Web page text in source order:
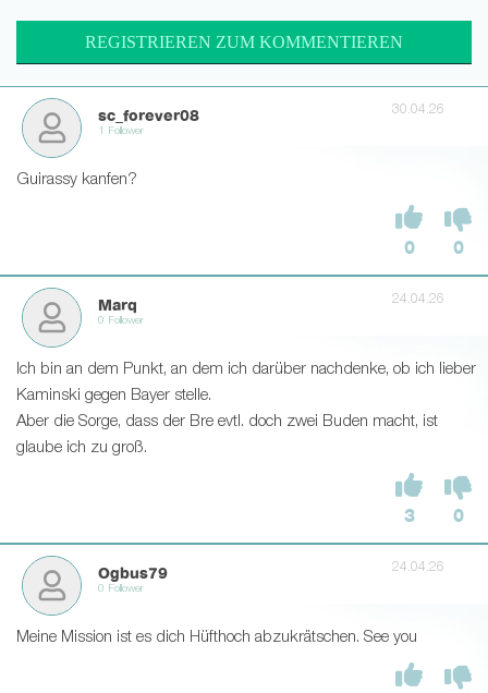
REGISTRIEREN ZUM KOMMENTIEREN
sc_forever08
1 Follower
30.04.26
Guirassy kanfen?
0 0
Marq
0 Follower
24.04.26
Ich bin an dem Punkt, an dem ich darüber nachdenke, ob ich lieber
Kaminski gegen Bayer stelle.
Aber die Sorge, dass der Bre evtl. doch zwei Buden macht, ist
glaube ich zu groß.
3 0
Ogbus79
0 Follower
24.04.26
Meine Mission ist es dich Hüfthoch abzukrätschen. See you